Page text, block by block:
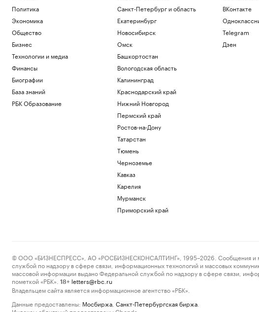
Политика
Экономика
Общество
Бизнес
Технологии и медиа
Финансы
Биографии
База знаний
РБК Образование
Санкт-Петербург и область
Екатеринбург
Новосибирск
Омск
Башкортостан
Вологодская область
Калининград
Краснодарский край
Нижний Новгород
Пермский край
Ростов-на-Дону
Татарстан
Тюмень
Черноземье
Кавказ
Карелия
Мурманск
Приморский край
ВКонтакте
Telegram
Дзен
© ООО «БИЗНЕСПРЕСС», АО «РОСБИЗНЕСКОНСАЛТИНГ», 1995–2026. Сообщения и
службой по надзору в сфере связи, информационных технологий и массовых
массовой информации выдано Федеральной службой по надзору в сфере связи,
пометкой «РБК».
18+ letters@rbc.ru
Владельцем сайта является информационное агентство «РБК».
Данные предоставлены: Мосбиржа Санкт-Петербургская биржа